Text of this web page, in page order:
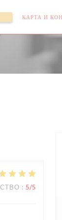
В
((ОТКРЫВАЕТСЯ
КАРТА И
: 5/5